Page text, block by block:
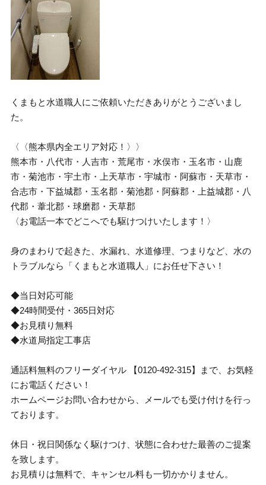
くまもと水道職人にご依頼いただきありがとうございまし
た。
〈〈熊本県内全エリア対応！〉〉
熊本市・八代市・人吉市・荒尾市・水俣市・玉名市・山鹿
市・菊池市・宇土市・上天草市・宇城市・阿蘇市・天草市・
合志市・下益城郡・玉名郡・菊池郡・阿蘇郡・上益城郡・八
代郡・葦北郡・球磨郡・天草郡
〈お電話一本でどこへでも駆けつけいたします！〉
身のまわりで起きた、水漏れ、水道修理、つまりなど、水の
トラブルなら「くまもと水道職人」にお任せ下さい！
◆当日対応可能
◆24時間受付・365日対応
◆お見積り無料
◆水道局指定工事店
通話料無料のフリーダイヤル 【0120-492-315】まで、お気軽
にお電話ください！
ホームページお問い合わせから、メールでも受け付けを行っ
ております。
休日・祝日関係なく駆けつけ、状態に合わせた最善のご提案
を致します。
お見積りは無料で、キャンセル料も一切かかりません。